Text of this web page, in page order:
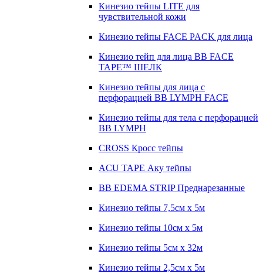
Кинезио тейпы LITE для
чувствительной кожи
Кинезио тейпы FACE PACK для лица
Кинезио тейп для лица BB FACE
TAPE™ ШЕЛК
Кинезио тейпы для лица с
перфорацией BB LYMPH FACE
Кинезио тейпы для тела с перфорацией
BB LYMPH
CROSS Кросс тейпы
ACU TAPE Аку тейпы
BB EDEMA STRIP Преднарезанные
Кинезио тейпы 7,5см x 5м
Кинезио тейпы 10см х 5м
Кинезио тейпы 5см x 32м
Кинезио тейпы 2,5см x 5м